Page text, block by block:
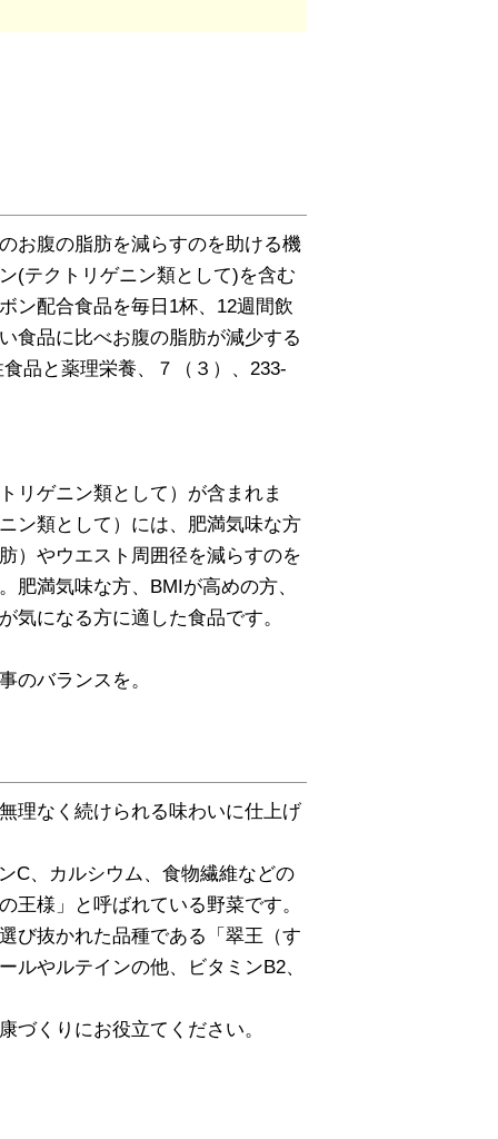
お腹の脂肪を減らすのを助ける機
(テクトリゲニン類として)を含む
ン配合食品を毎日1杯、12週間飲
食品に比べお腹の脂肪が減少する
品と薬理栄養、７（３）、233-
リゲニン類として）が含まれま
ン類として）には、肥満気味な方
）やウエスト周囲径を減らすのを
肥満気味な方、BMIが高めの方、
気になる方に適した食品です。
のバランスを。
理なく続けられる味わいに仕上げ
C、カルシウム、食物繊維などの
王様」と呼ばれている野菜です。
び抜かれた品種である「翠王（す
ルやルテインの他、ビタミンB2、
づくりにお役立てください。